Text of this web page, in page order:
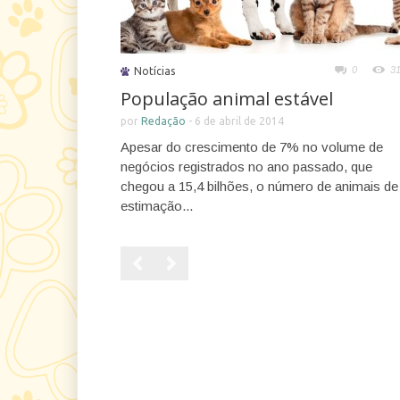
Notícias 0
População animal estável
por Redação - 6 de abril de 2014
Apesar do crescimento de 7% no volume de
negócios registrados no ano passado, que
chegou a 15,4 bilhões, o número de animais de
estimação...